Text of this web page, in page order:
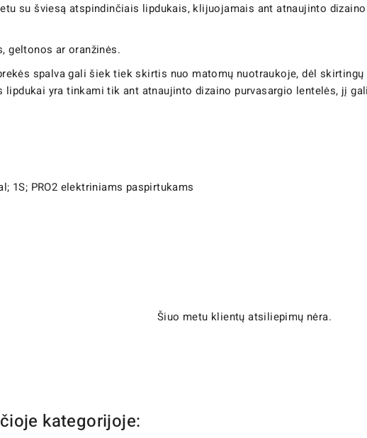
su šviesą atspindinčiais lipdukais, klijuojamais ant atnaujinto
geltonos ar oranžinės.
spalva gali šiek tiek skirtis nuo matomų nuotraukoje, dėl
lipdukai yra tinkami tik ant atnaujinto dizaino purvasargio lentelės, jį
1S; PRO2 elektriniams paspirtukams
Šiuo metu klientų atsiliepimų nėra.
kategorijoje: